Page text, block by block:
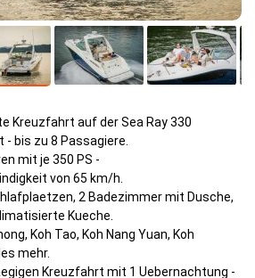
Kreuzfahrt auf der Sea Ray 330
bis zu 8 Passagiere.
mit je 350 PS -
von 65 km/h.
2 Badezimmer mit Dusche,
Kueche.
Koh Tao, Koh Nang Yuan, Koh
mehr.
Kreuzfahrt mit 1 Uebernachtung -